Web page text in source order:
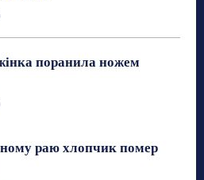
поранила ножем
раю хлопчик помер